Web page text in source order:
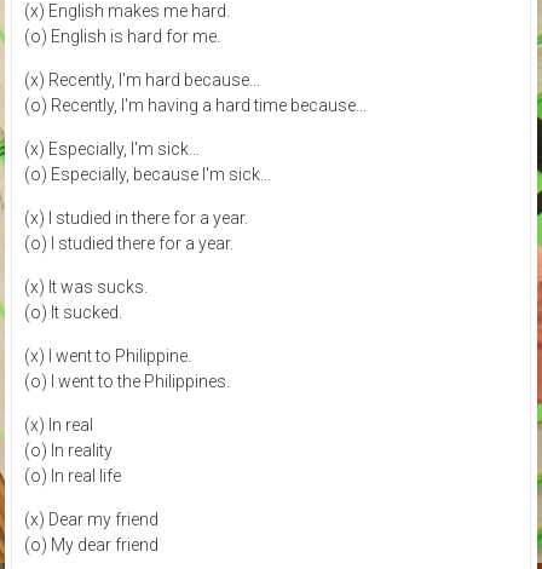
(x) English makes me hard.
(o) English is hard for me.
(x) Recently, I'm hard because...
(o) Recently, I'm having a hard time because...
(x) Especially, I'm sick...
(o) Especially, because I'm sick...
(x) I studied in there for a year.
(o) I studied there for a year.
(x) It was sucks.
(o) It sucked.
(x) I went to Philippine.
(o) I went to the Philippines.
(x) In real
(o) In reality
(o) In real life
(x) Dear my friend
(o) My dear friend